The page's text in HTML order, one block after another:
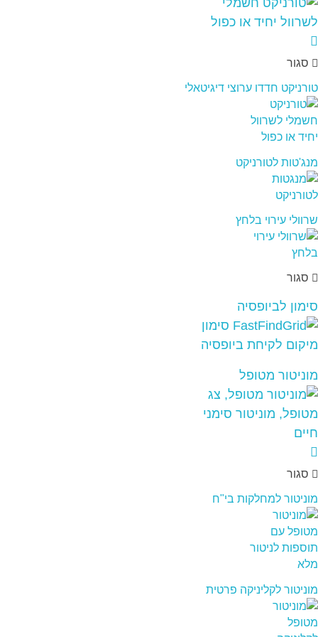
סגור
טורניקט חדדו ערוצי דיגיטאלי
מנג'טות לטורניקט
שרוולי עירוי בלחץ
סגור
סימון לביופסיה
מוניטור מטופל
סגור
מוניטור למחלקות בי"ח
מוניטור לקליניקה פרטית